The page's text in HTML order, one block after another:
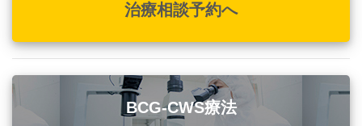
治療相談予約へ
BCG-CWS療法